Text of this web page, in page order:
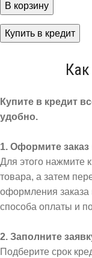
В корзину
Купить в кредит
Купите в кредит
удобно.
1. Оформите заказ
Для этого нажмите
товара, а затем
оформления заказа
способа оплаты и
2. Заполните
Подберите срок